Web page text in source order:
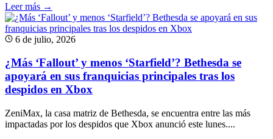
Leer más →
6 de julio, 2026
¿Más ‘Fallout’ y menos ‘Starfield’? Bethesda se
apoyará en sus franquicias principales tras los
despidos en Xbox
ZeniMax, la casa matriz de Bethesda, se encuentra entre las más
impactadas por los despidos que Xbox anunció este lunes....